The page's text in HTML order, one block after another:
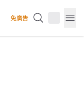
免廣告